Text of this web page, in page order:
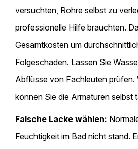
versuchten, Rohre selbst zu
professionelle Hilfe brauchten.
Gesamtkosten um
Folgeschäden. Lassen Sie
Abflüsse von Fachleuten prüfen.
können Sie die Armaturen selbst
Falsche Lacke wählen:
Feuchtigkeit im Bad nicht stand.